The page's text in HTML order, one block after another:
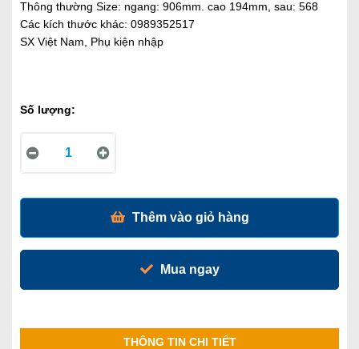
Thông thường Size: ngang: 906mm. cao 194mm, sau: 568
Các kích thước khác: 0989352517
SX Việt Nam, Phụ kiện nhập
Số lượng:
Thêm vào giỏ hàng
Mua ngay
THÔNG TIN CHI TIẾT